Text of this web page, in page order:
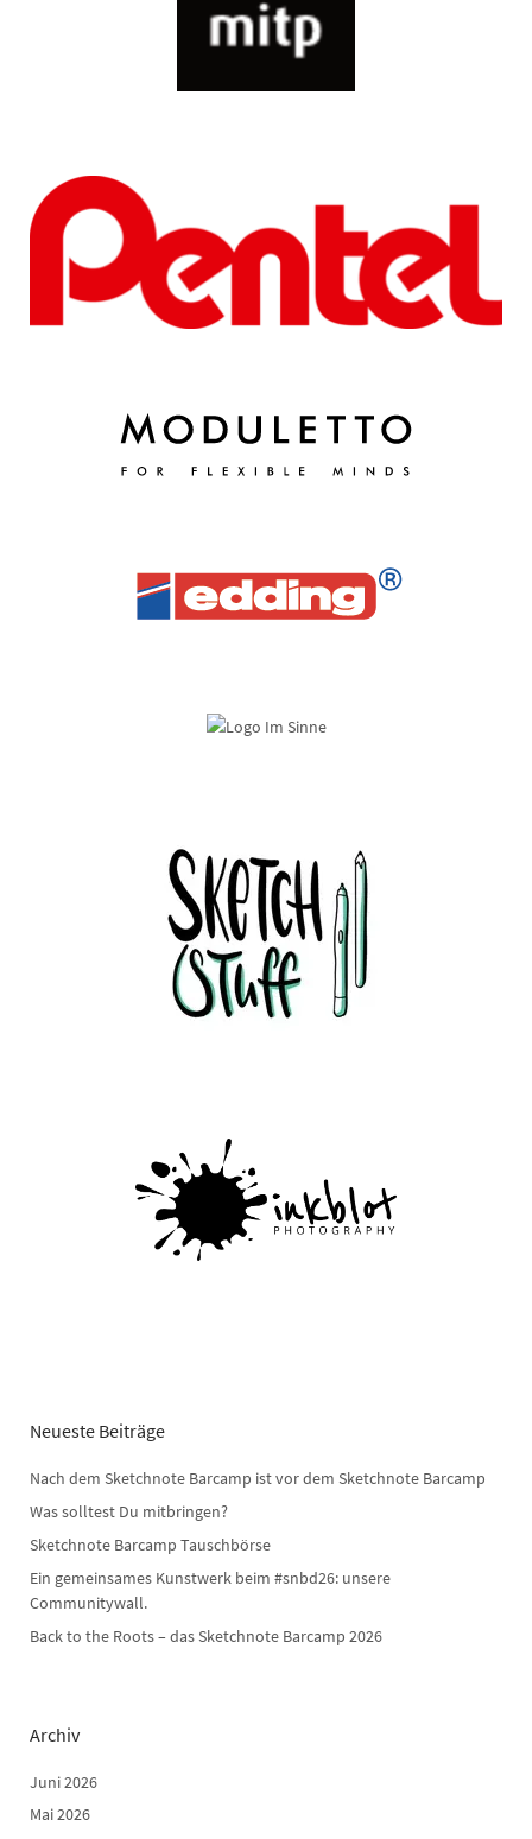
Neueste Beiträge
Nach dem Sketchnote Barcamp ist vor dem Sketchnote Barcamp
Was solltest Du mitbringen?
Sketchnote Barcamp Tauschbörse
Ein gemeinsames Kunstwerk beim #snbd26: unsere
Communitywall.
Back to the Roots – das Sketchnote Barcamp 2026
Archiv
Juni 2026
Mai 2026